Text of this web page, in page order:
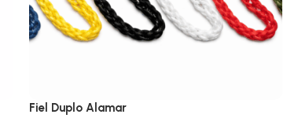
Fiel Duplo Alamar